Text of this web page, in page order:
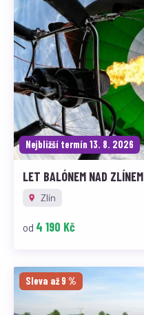
Nejbližší termín 13. 8. 2026
LET BALÓNEM NAD ZLÍNEM
Zlín
od 4 190 Kč
Sleva až 9 %